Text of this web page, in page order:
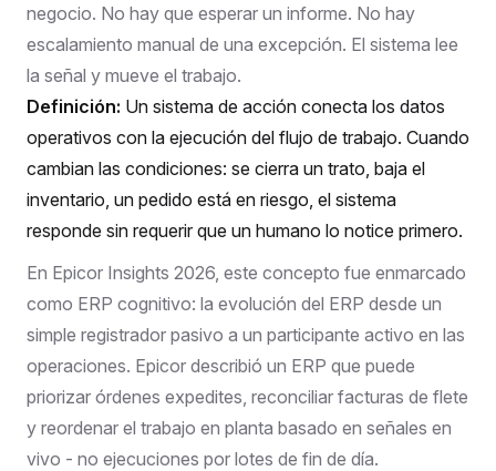
negocio. No hay que esperar un informe. No hay
escalamiento manual de una excepción. El sistema lee
la señal y mueve el trabajo.
Definición: Un sistema de acción conecta los datos
operativos con la ejecución del flujo de trabajo. Cuando
cambian las condiciones: se cierra un trato, baja el
inventario, un pedido está en riesgo, el sistema
responde sin requerir que un humano lo notice primero.
En Epicor Insights 2026 , este concepto fue enmarcado
como ERP cognitivo: la evolución del ERP desde un
simple registrador pasivo a un participante activo en las
operaciones. Epicor describió un ERP que puede
priorizar órdenes expedites, reconciliar facturas de flete
y reordenar el trabajo en planta basado en señales en
vivo - no ejecuciones por lotes de fin de día.